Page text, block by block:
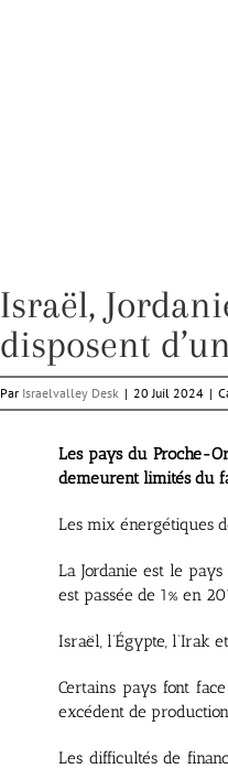
Israël,
disposent
Par Israelvalley Desk | 20 Juil 2024 |
Les pays du Proche-
demeurent limités du
Les mix énergétiques
La Jordanie est le
est passée de 1% en
Israël, l’Égypte, l’Irak
Certains pays font
excédent de
Les difficultés de